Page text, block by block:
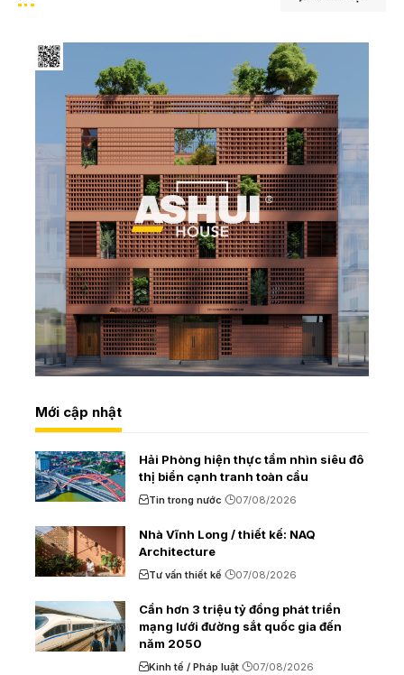
Mới cập nhật
Hải Phòng hiện thực tầm nhìn siêu đô
thị biển cạnh tranh toàn cầu
Tin trong nước 07/08/2026
Nhà Vĩnh Long / thiết kế: NAQ
Architecture
Tư vấn thiết kế 07/08/2026
Cần hơn 3 triệu tỷ đồng phát triển
mạng lưới đường sắt quốc gia đến
năm 2050
Kinh tế / Pháp luật 07/08/2026